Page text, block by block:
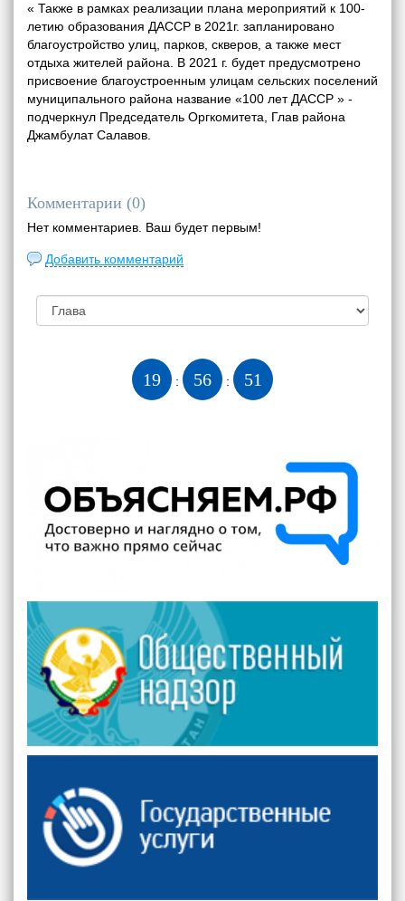
« Также в рамках реализации плана мероприятий к 100-
летию образования ДАССР в 2021г. запланировано
благоустройство улиц, парков, скверов, а также мест
отдыха жителей района. В 2021 г. будет предусмотрено
присвоение благоустроенным улицам сельских поселений
муниципального района название «100 лет ДАССР » -
подчеркнул Председатель Оргкомитета, Глав района
Джамбулат Салавов.
Комментарии (0)
Нет комментариев. Ваш будет первым!
Добавить комментарий
19 : 56 : 52